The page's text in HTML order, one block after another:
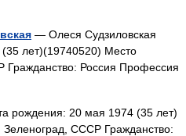
— Олеся Судзиловская
лет)(19740520) Место
Россия Профессия
рождения: 20 мая 1974 (35 лет)
СССР Гражданство: